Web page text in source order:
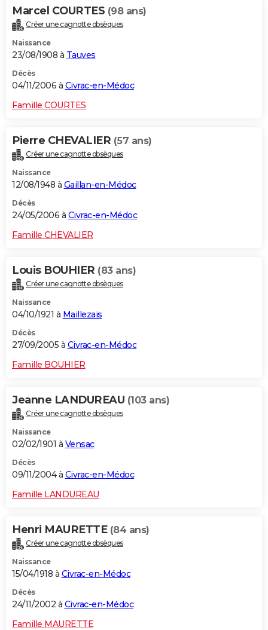
Marcel COURTES (98 ans)
Créer une cagnotte obsèques
Naissance
23/08/1908 à Tauves
Décès
04/11/2006 à Civrac-en-Médoc
Famille COURTES
Pierre CHEVALIER (57 ans)
Créer une cagnotte obsèques
Naissance
12/08/1948 à Gaillan-en-Médoc
Décès
24/05/2006 à Civrac-en-Médoc
Famille CHEVALIER
Louis BOUHIER (83 ans)
Créer une cagnotte obsèques
Naissance
04/10/1921 à Maillezais
Décès
27/09/2005 à Civrac-en-Médoc
Famille BOUHIER
Jeanne LANDUREAU (103 ans)
Créer une cagnotte obsèques
Naissance
02/02/1901 à Vensac
Décès
09/11/2004 à Civrac-en-Médoc
Famille LANDUREAU
Henri MAURETTE (84 ans)
Créer une cagnotte obsèques
Naissance
15/04/1918 à Civrac-en-Médoc
Décès
24/11/2002 à Civrac-en-Médoc
Famille MAURETTE